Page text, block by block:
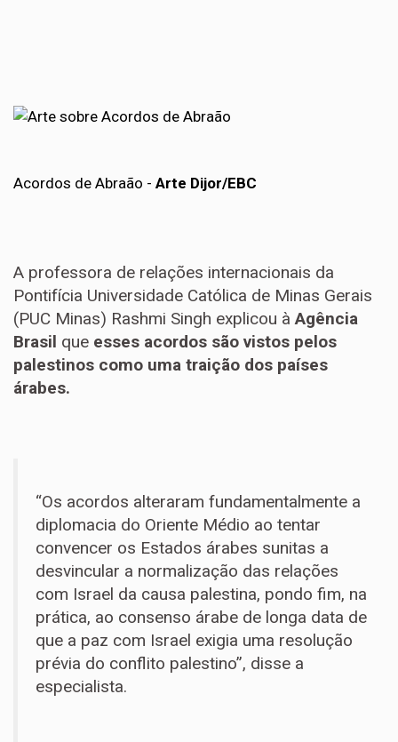
Acordos de Abraão - Arte Dijor/EBC
A professora de relações internacionais da
Pontifícia Universidade Católica de Minas Gerais
(PUC Minas) Rashmi Singh explicou à Agência
Brasil que esses acordos são vistos pelos
palestinos como uma traição dos países
árabes.
“Os acordos alteraram fundamentalmente a
diplomacia do Oriente Médio ao tentar
convencer os Estados árabes sunitas a
desvincular a normalização das relações
com Israel da causa palestina, pondo fim, na
prática, ao consenso árabe de longa data de
que a paz com Israel exigia uma resolução
prévia do conflito palestino”, disse a
especialista.